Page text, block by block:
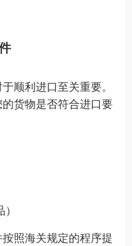
顺利进口至关重要。
货物是否符合进口要
照海关规定的程序提